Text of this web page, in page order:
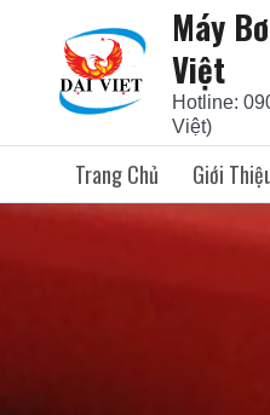
content
Máy
Việt
Hotline:
Việt)
Trang Chủ Giới